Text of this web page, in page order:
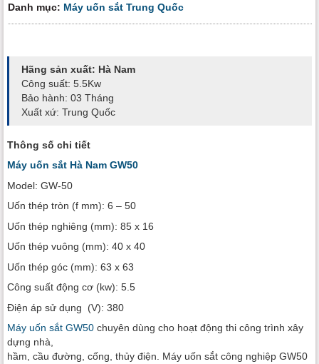
Danh mục: Máy uốn sắt Trung Quốc
Hãng sản xuất: Hà Nam
Công suất: 5.5Kw
Bảo hành: 03 Tháng
Xuất xứ: Trung Quốc
Thông số chi tiết
Máy uốn sắt Hà Nam GW50
Model: GW-50
Uốn thép tròn (f mm): 6 – 50
Uốn thép nghiêng (mm): 85 x 16
Uốn thép vuông (mm): 40 x 40
Uốn thép góc (mm): 63 x 63
Công suất động cơ (kw): 5.5
Điện áp sử dụng (V): 380
Máy uốn sắt GW50 chuyên dùng cho hoạt động thi công trình xây
dựng nhà,
hầm, cầu đường, cống, thủy điện. Máy uốn sắt công nghiệp GW50